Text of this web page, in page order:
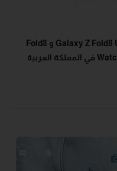
سامسونج تُطلق رسمياً أجهزة Galaxy Z Fold8 Ultra و Fold8
و Flip8 وساعتي Watch Ultra2 و Watch9 في المملكة العربية